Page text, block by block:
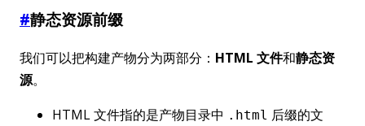
#静态资源前缀
我们可以把构建产物分为两部分： HTML 文件和静态资
源。
HTML 文件指的是产物目录中 .html 后缀的文